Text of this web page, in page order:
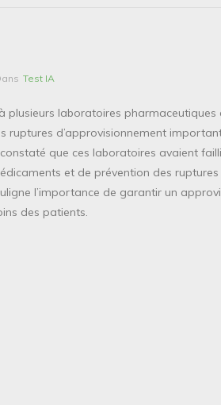
Test IA
plusieurs laboratoires pharmaceutiques
d’approvisionnement
que ces laboratoires avaient
et de prévention des ruptures
l’importance de garantir un
des patients.